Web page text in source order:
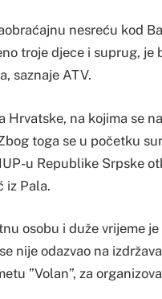
nesreću kod
troje djece i suprug, je
saznaje ATV.
na kojima se
toga se u početku
u Republike Srpske
iz Pala.
osobu i duže vrijeme
nije odazvao na
”Volan”, za